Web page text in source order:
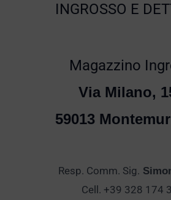
INGROSSO E
Magazzino
Via Milano,
59013
Resp. Comm. Sig.
Cell. +39 328 174